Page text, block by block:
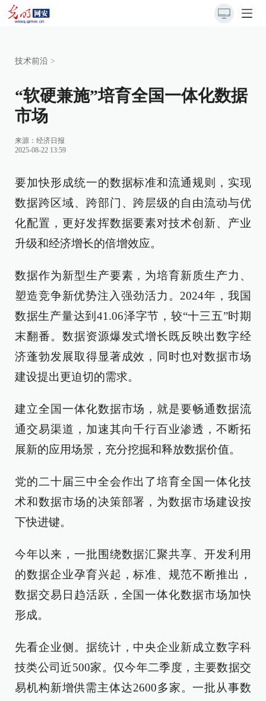
技术前沿 >
“软硬兼施”培育全国一体化数据
市场
来源： 经济日报
2025-08-22 13:59
要加快形成统一的数据标准和流通规则，实现
数据跨区域、跨部门、跨层级的自由流动与优
化配置，更好发挥数据要素对技术创新、产业
升级和经济增长的倍增效应。
数据作为新型生产要素，为培育新质生产力、
塑造竞争新优势注入强劲活力。2024年，我国
数据生产量达到41.06泽字节，较“十三五”时期
末翻番。数据资源爆发式增长既反映出数字经
济蓬勃发展取得显著成效，同时也对数据市场
建设提出更迫切的需求。
建立全国一体化数据市场，就是要畅通数据流
通交易渠道，加速其向千行百业渗透，不断拓
展新的应用场景，充分挖掘和释放数据价值。
党的二十届三中全会作出了培育全国一体化技
术和数据市场的决策部署，为数据市场建设按
下快进键。
今年以来，一批围绕数据汇聚共享、开发利用
的数据企业孕育兴起，标准、规范不断推出，
数据交易日趋活跃，全国一体化数据市场加快
形成。
先看企业侧。据统计，中央企业新成立数字科
技类公司近500家。仅今年二季度，主要数据交
易机构新增供需主体达2600多家。一批从事数